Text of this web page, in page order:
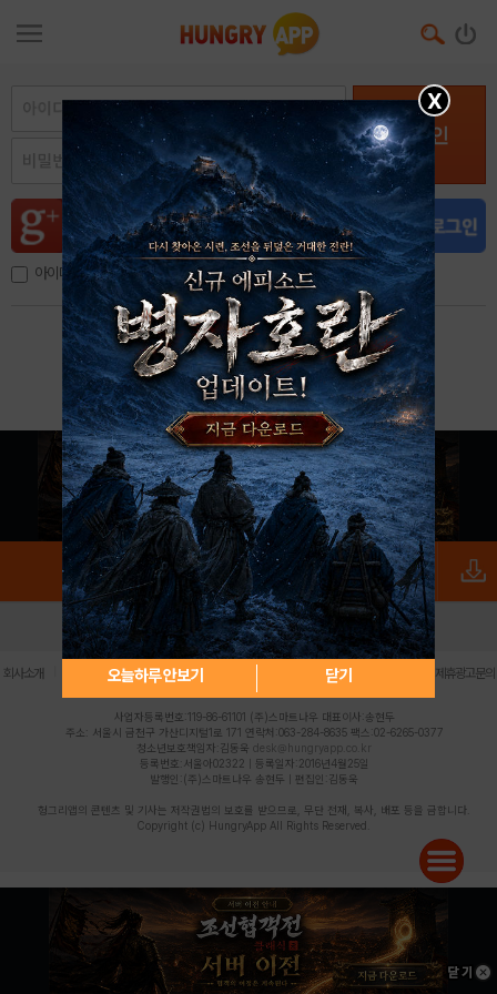
로그인
아이디, 이메일 저장
아이디 / 비밀번호 찾기 회원가입
X
오늘하루 안보기 닫기
로그인 PC버전 전체앱
회사소개 | 개인정보 처리방침 불법촬영물 신고센터 제휴광고문의
사업자등록번호:119-86-61101 (주)스마트나우 대표이사:송현두
주소: 서울시 금천구 가산디지털1로 171 연락처:063-284-8635 팩스:02-6265-0377
청소년보호책임자:김동욱 desk@hungryapp.co.kr
등록번호:서울아02322 | 등록일자:2016년4월25일
발행인:(주)스마트나우 송현두 | 편집인:김동욱
헝그리앱의 콘텐츠 및 기사는 저작권법의 보호를 받으므로, 무단 전재, 복사, 배포 등을 금합니다.
Copyright (c) HungryApp All Rights Reserved.